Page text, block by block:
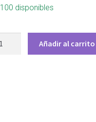
100 disponibles
Añadir al carrito